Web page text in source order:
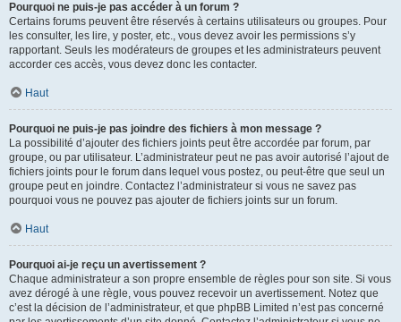
Pourquoi ne puis-je pas accéder à un forum ?
Certains forums peuvent être réservés à certains utilisateurs ou groupes. Pour
les consulter, les lire, y poster, etc., vous devez avoir les permissions s’y
rapportant. Seuls les modérateurs de groupes et les administrateurs peuvent
accorder ces accès, vous devez donc les contacter.
Haut
Pourquoi ne puis-je pas joindre des fichiers à mon message ?
La possibilité d’ajouter des fichiers joints peut être accordée par forum, par
groupe, ou par utilisateur. L’administrateur peut ne pas avoir autorisé l’ajout de
fichiers joints pour le forum dans lequel vous postez, ou peut-être que seul un
groupe peut en joindre. Contactez l’administrateur si vous ne savez pas
pourquoi vous ne pouvez pas ajouter de fichiers joints sur un forum.
Haut
Pourquoi ai-je reçu un avertissement ?
Chaque administrateur a son propre ensemble de règles pour son site. Si vous
avez dérogé à une règle, vous pouvez recevoir un avertissement. Notez que
c’est la décision de l’administrateur, et que phpBB Limited n’est pas concerné